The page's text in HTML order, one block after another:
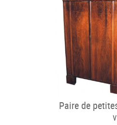
Paire de